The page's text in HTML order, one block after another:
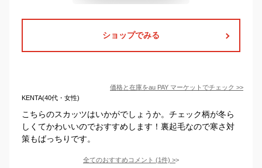
ショップでみる
価格と在庫をau PAY マーケット でチェック >>
KENTA(40代・女性)
こちらのスカッツはいかがでしょうか。チェック柄が冬ら
しくてかわいいのでおすすめします！裏起毛なので寒さ対
策もばっちりです。
全てのおすすめコメント (1件) >